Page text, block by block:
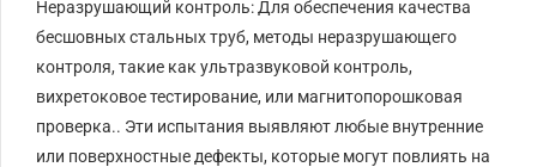
Неразрушающий контроль: Для обеспечения качества
бесшовных стальных труб, методы неразрушающего
контроля, такие как ультразвуковой контроль,
вихретоковое тестирование, или магнитопорошковая
проверка.. Эти испытания выявляют любые внутренние
или поверхностные дефекты, которые могут повлиять на